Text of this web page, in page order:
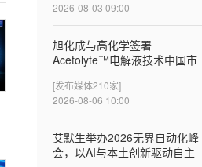
2026-08-03 09:00
旭化成与高化学签署
Acetolyte™电解液技术中国市
[发布媒体210家]
2026-08-06 10:00
‌艾默生举办2026无界自动化峰
会，以AI与本土创新驱动自主